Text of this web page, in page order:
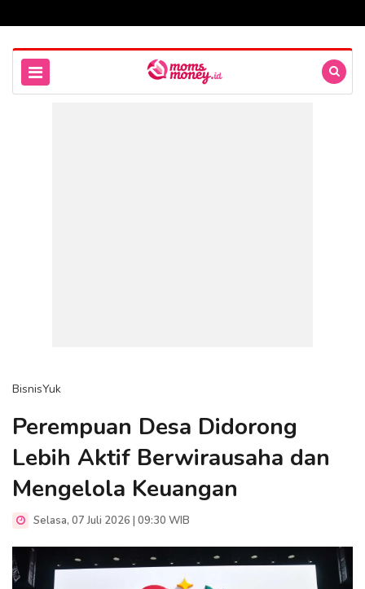
BisnisYuk
Perempuan Desa Didorong
Lebih Aktif Berwirausaha dan
Mengelola Keuangan
Selasa, 07 Juli 2026 | 09:30 WIB